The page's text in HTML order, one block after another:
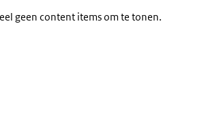
geen content items om te tonen.